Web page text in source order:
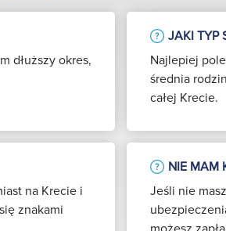
dłuższy okres,
JAKI TYP
Najlepiej
średnia
całej Krecie.
na Krecie i
znakami
NIE MAM
Jeśli nie